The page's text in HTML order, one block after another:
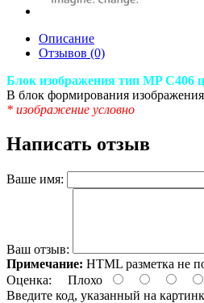
Описание
Отзывов (0)
Блок изображения тип MP C406
В блок формирования
* изображение условно
Написать отзыв
Ваше имя:
Ваш отзыв:
Примечание: HTML разметка не
Оценка: Плохо
Введите код, указанный на